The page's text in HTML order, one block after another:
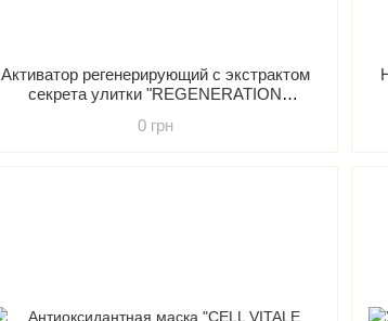
Активатор регенерирующий с экстрактом
секрета улитки "REGENERATION
0 грн